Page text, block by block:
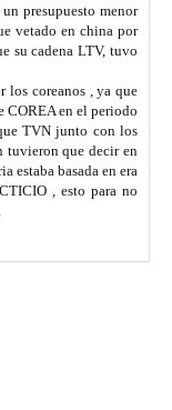
presupuesto menor
vetado en china por
su cadena LTV, tuvo
los coreanos , ya que
COREA en el periodo
TVN junto con los
tuvieron que decir en
estaba basada en era
, esto para no